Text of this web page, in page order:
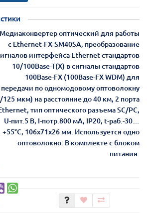
Медиаконвертер оптический для работы
с Ethernet-FX-SM40SA, преобразование
интерфейса Ethernet стандартов
10/100Base-T(X) в сигналы стандартов
100Base-FX (100Base-FX WDM) для
передачи по одномодовому оптоволокну
125 мкм) на расстояние до 40 км, 2 порта
тип оптического разъема SC/PC,
U-пит.5 В, I-потр.800 мА, IP20, t-раб.-30…
+55°С, 106x71x26 мм. Используется одно
оптоволокно. В комплекте с блоком
питания.